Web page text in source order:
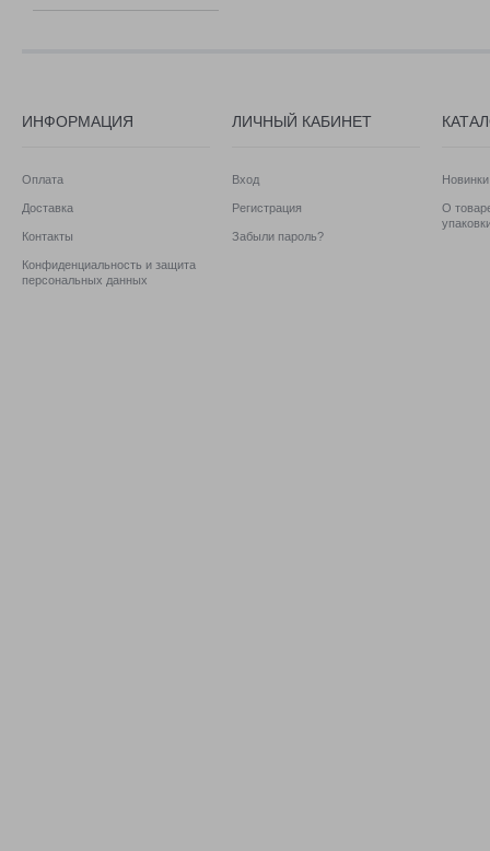
ИНФОРМАЦИЯ
Оплата
Доставка
Контакты
Конфиденциальность и защита
персональных данных
ЛИЧНЫЙ КАБИНЕТ
Вход
Регистрация
Забыли пароль?
Новинки
О